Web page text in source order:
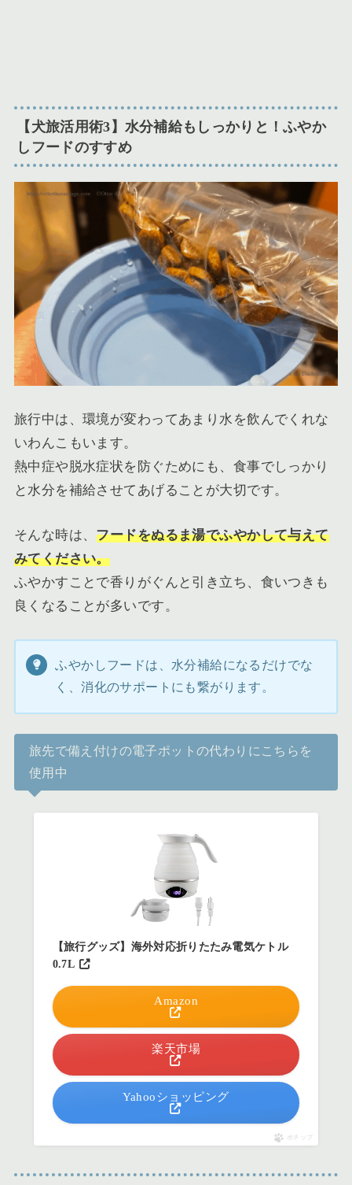
【犬旅活用術3】水分補給もしっかりと！ふやか
しフードのすすめ
旅行中は、環境が変わってあまり水を飲んでくれな
いわんこもいます。
熱中症や脱水症状を防ぐためにも、食事でしっかり
と水分を補給させてあげることが大切です。
そんな時は、 フードをぬるま湯でふやかして与えて
みてください。
ふやかすことで香りがぐんと引き立ち、食いつきも
良くなることが多いです。
ふやかしフードは、水分補給になるだけでな
く、消化のサポートにも繋がります。
旅先で備え付けの電子ポットの代わりにこちらを
使用中
【旅行グッズ】海外対応折りたたみ電気ケトル
0.7L
Amazon
楽天市場
Yahooショッピング
ポチップ